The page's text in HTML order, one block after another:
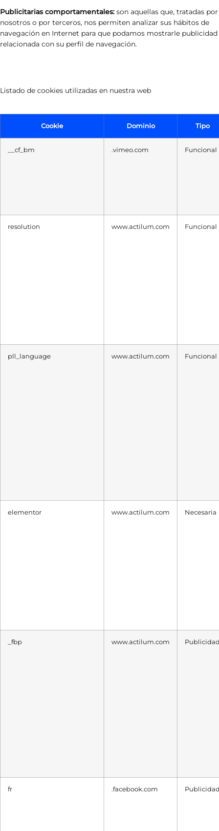
Publicitarias comportamentales: son aquellas que, tratadas por
nosotros o por terceros, nos permiten analizar sus hábitos de
navegación en Internet para que podamos mostrarle publicidad
relacionada con su perfil de navegación.
Listado de cookies utilizadas en nuestra web
Cookie Dominio Tipo
__cf_bm .vimeo.com Funcional
resolution www.actilum.com Funcional
pll_language www.actilum.com Funcional
elementor www.actilum.com Necesaria
_fbp www.actilum.com
fr .facebook.com